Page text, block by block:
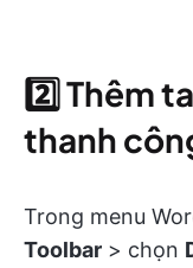
2️⃣Thêm
thanh
Trong menu
Toolbar > chọn